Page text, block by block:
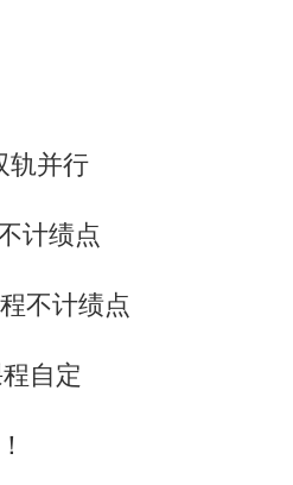
轨并行
计绩点
不计绩点
自定